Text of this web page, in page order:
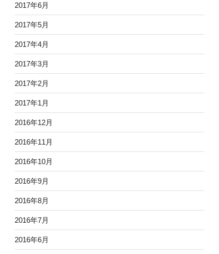
2017年6月
2017年5月
2017年4月
2017年3月
2017年2月
2017年1月
2016年12月
2016年11月
2016年10月
2016年9月
2016年8月
2016年7月
2016年6月